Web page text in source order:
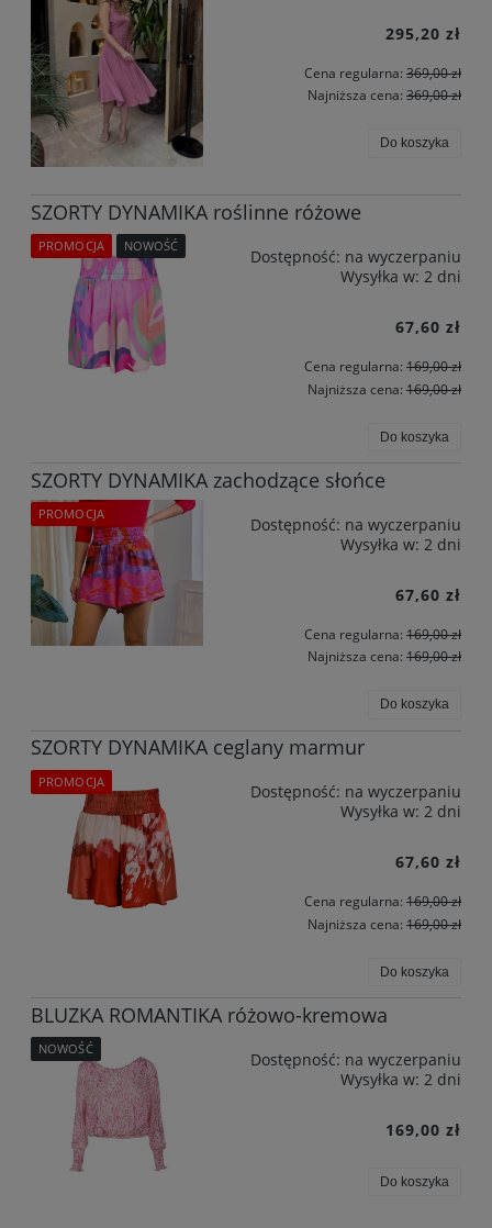
295,20 zł
Cena regularna: 369,00 zł
Najniższa cena: 369,00 zł
Do koszyka
SZORTY DYNAMIKA roślinne różowe
Dostępność: na wyczerpaniu
Wysyłka w: 2 dni
67,60 zł
Cena regularna: 169,00 zł
Najniższa cena: 169,00 zł
Do koszyka
PROMOCJA NOWOŚĆ
SZORTY DYNAMIKA zachodzące słońce
Dostępność: na wyczerpaniu
Wysyłka w: 2 dni
67,60 zł
Cena regularna: 169,00 zł
Najniższa cena: 169,00 zł
Do koszyka
PROMOCJA
SZORTY DYNAMIKA ceglany marmur
Dostępność: na wyczerpaniu
Wysyłka w: 2 dni
67,60 zł
Cena regularna: 169,00 zł
Najniższa cena: 169,00 zł
Do koszyka
PROMOCJA
BLUZKA ROMANTIKA różowo-kremowa
Dostępność: na wyczerpaniu
Wysyłka w: 2 dni
169,00 zł
Do koszyka
NOWOŚĆ